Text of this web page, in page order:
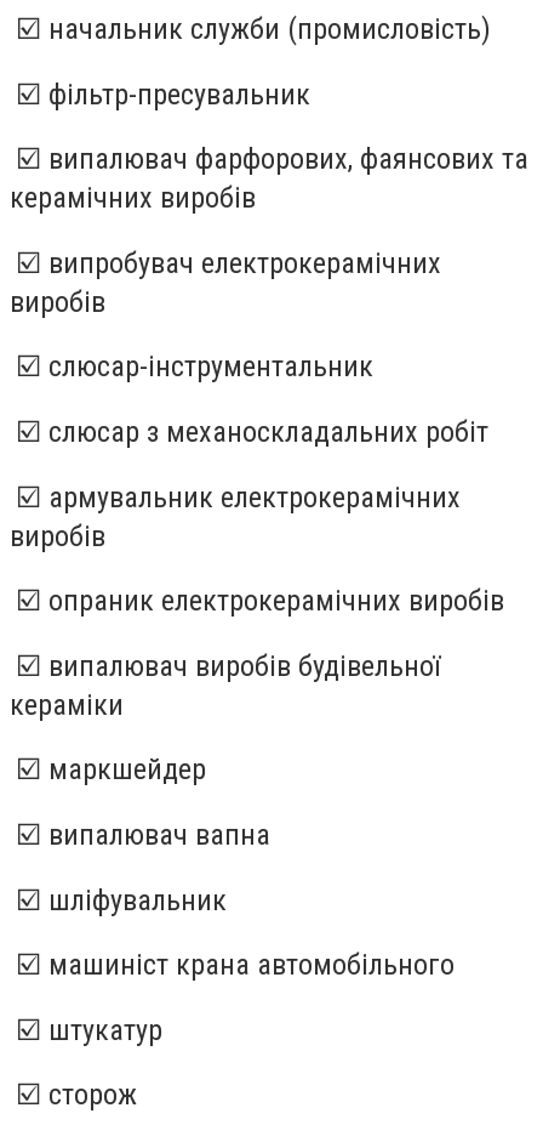
☑️ начальник служби (промисловість)
☑️ фільтр-пресувальник
☑️ випалювач фарфорових, фаянсових та
керамічних виробів
☑️ випробувач електрокерамічних
виробів
☑️ слюсар-інструментальник
☑️ слюсар з механоскладальних робіт
☑️ армувальник електрокерамічних
виробів
☑️ опраник електрокерамічних виробів
☑️ випалювач виробів будівельної
кераміки
☑️ маркшейдер
☑️ випалювач вапна
☑️ шліфувальник
☑️ машиніст крана автомобільного
☑️ штукатур
☑️ сторож